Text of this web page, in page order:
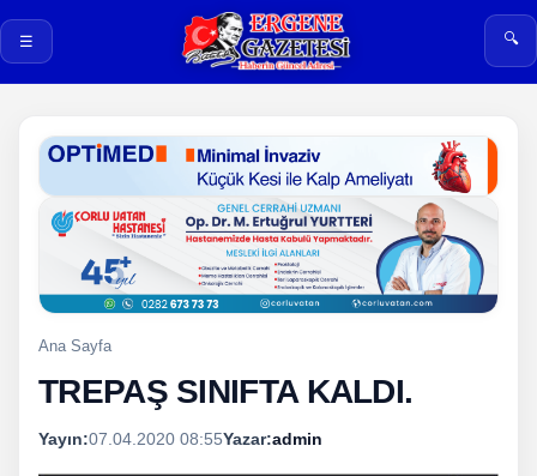
☰ 🔍
Ana Sayfa
TREPAŞ SINIFTA KALDI.
Yayın:07.04.2020 08:55Yazar:admin